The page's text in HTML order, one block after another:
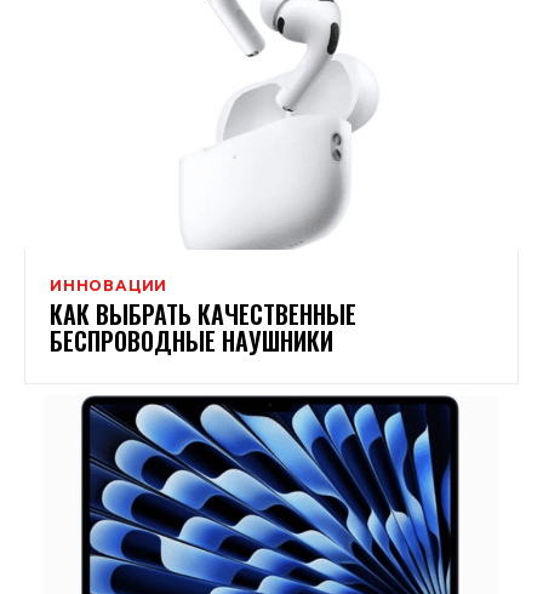
ИННОВАЦИИ
КАК ВЫБРАТЬ КАЧЕСТВЕННЫЕ
БЕСПРОВОДНЫЕ НАУШНИКИ